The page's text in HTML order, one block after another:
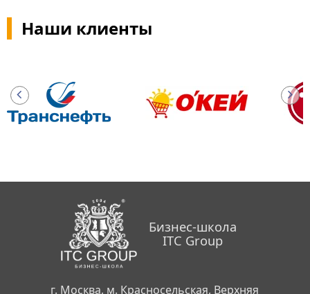
Наши клиенты
Бизнес-школа
ITC Group
г. Москва, м. Красносельская, Верхняя